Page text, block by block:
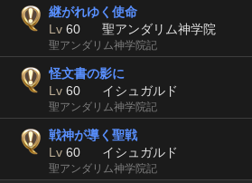
継がれゆく使命
Lv 60 聖アンダリム神学院
聖アンダリム神学院記
怪文書の影に
Lv 60 イシュガルド
聖アンダリム神学院記
戦神が導く聖戦
Lv 60 イシュガルド
聖アンダリム神学院記